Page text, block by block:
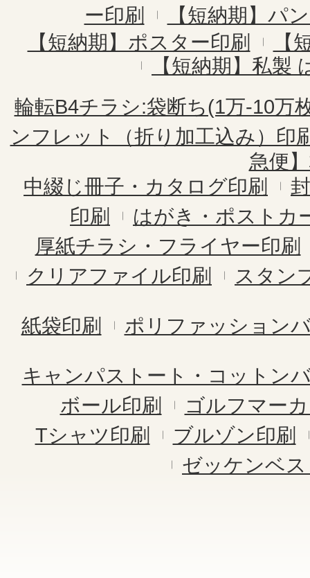
ー印刷
【短納期】パ
【短納期】ポスター印刷
【
【短納期】私製
輪転B4チラシ:袋断ち(1万-10万
ンフレット（折り加工込み）印
急便
中綴じ冊子・カタログ印刷
印刷
はがき・ポストカ
厚紙チラシ・フライヤー印刷
クリアファイル印刷
スタン
紙袋印刷 ポリファッション
キャンパストート・コットン
ボール印刷
ゴルフマー
Tシャツ印刷
ブルゾン印刷
ゼッケンベ